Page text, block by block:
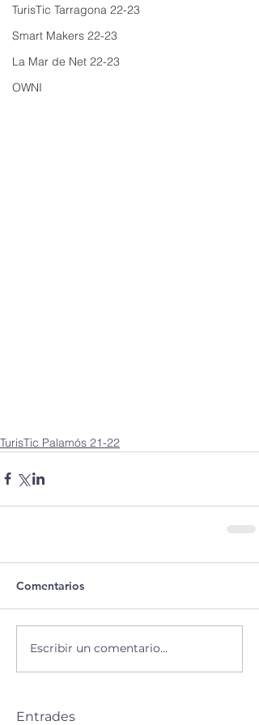
TurisTic Tarragona 22-23
Smart Makers 22-23
La Mar de Net 22-23
OWNI
TurisTic Palamós 21-22
Comentarios
Escribir un comentario...
Entrades